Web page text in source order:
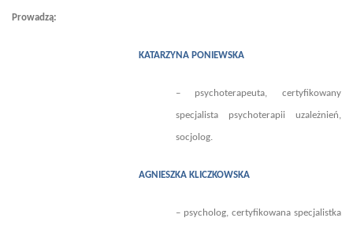
Prowadzą:
KATARZYNA PONIEWSKA
– psychoterapeuta, certyfikowany
specjalista psychoterapii uzależnień,
socjolog.
AGNIESZKA KLICZKOWSKA
– psycholog, certyfikowana specjalistka